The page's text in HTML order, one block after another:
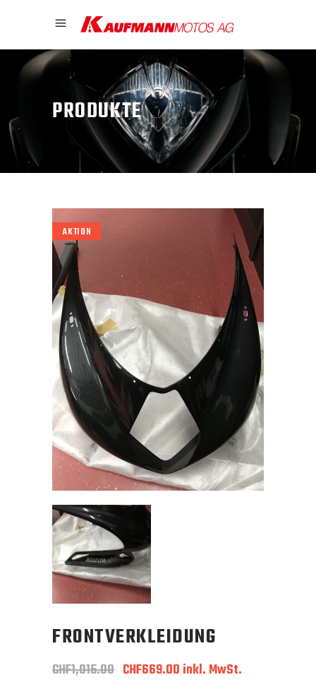
PRODUKTE
AKTION
FRONTVERKLEIDUNG
CHF1,015.00 Ursprünglicher
CHF669.00 Aktueller
inkl. MwSt.